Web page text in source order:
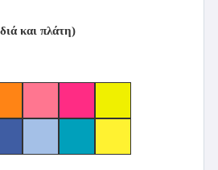
και πλάτη)